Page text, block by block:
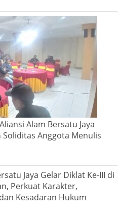
Alam Bersatu Jaya
Anggota Menulis
Jaya Gelar Diklat Ke-III di
Perkuat Karakter,
Kesadaran Hukum